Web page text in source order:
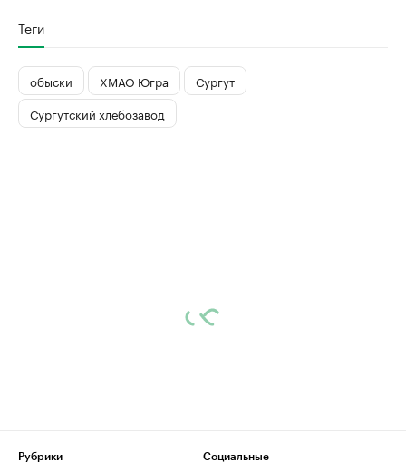
Теги
обыски ХМАО Югра
Сургут
Сургутский хлебозавод
Рубрики
Социальные